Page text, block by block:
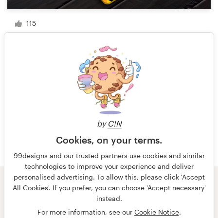
by C!N
Cookies, on your terms.
99designs and our trusted partners use cookies and similar
technologies to improve your experience and deliver
personalised advertising. To allow this, please click 'Accept
All Cookies'. If you prefer, you can choose 'Accept necessary'
instead.
For more information, see our Cookie Notice.
115
1 sur 9
© 99designs
par Vista
Confidentialité